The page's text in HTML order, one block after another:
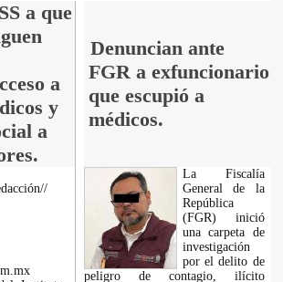
a que
a
y
a
Denuncian ante
FGR a exfuncionario
que escupió a
médicos.
La Fiscalía
General de la
República
(FGR) inició
una carpeta de
investigación
por el delito de
peligro de contagio, ilícito